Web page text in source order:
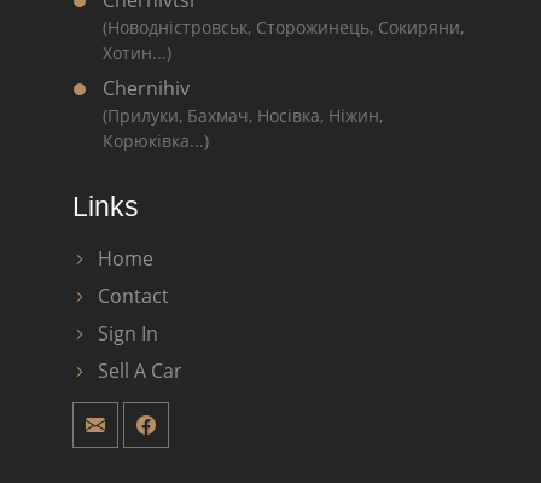
(Новодністровськ, Сторожинець, Сокиряни,
Хотин...)
Chernihiv
(Прилуки, Бахмач, Носівка, Ніжин,
Корюківка...)
Links
Home
Contact
Sign In
Sell A Car